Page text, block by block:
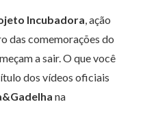
Incubadora, ação
das comemorações do
a sair. O que você
dos vídeos oficiais
na